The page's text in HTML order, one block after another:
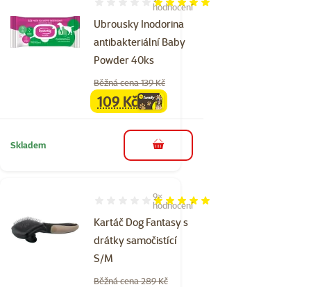
Ubrousky Inodorina
antibakteriální Baby
Powder 40ks
Hodnocení 100%, počet hodnocení: 9
hodnocení
Běžná cena 139 Kč
familycena
109 Kč
Skladem do košíku
Kartáč Dog Fantasy s
drátky samočistící
S/M
Hodnocení 100%, počet hodnocení: 9
9×
hodnocení
Běžná cena 289 Kč